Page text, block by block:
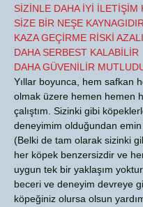
SİZİNLE DAHA İYİ İLETİŞİM
SİZE BİR NEŞE KAYNAGIDIR
KAZA GEÇİRME RİSKİ
DAHA SERBEST KALABİLİR
DAHA GÜVENİLİR
Yıllar boyunca, hem safkan
olmak üzere hemen hemen
çalıştım. Sizinki gibi
deneyimim olduğundan emin
(Belki de tam olarak sizinki
her köpek benzersizdir ve
uygun tek bir yaklaşım
beceri ve deneyim devreye
köpeğiniz olursa olsun